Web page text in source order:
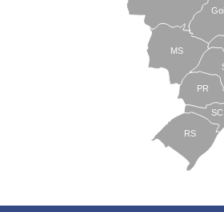
MS
PR
SC
RS